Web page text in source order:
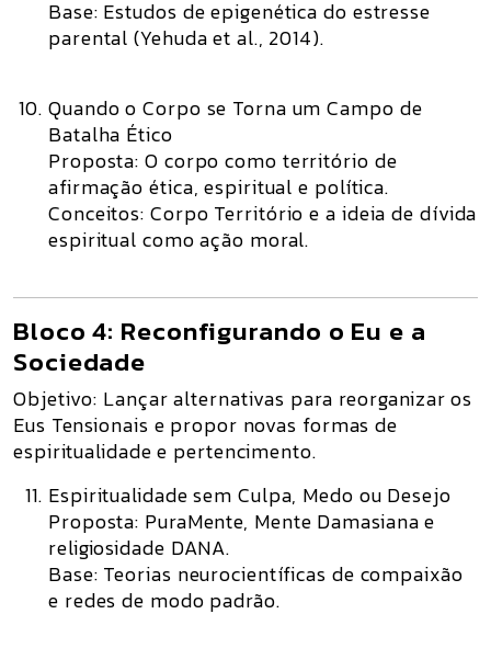
Base: Estudos de epigenética do estresse
parental (Yehuda et al., 2014).
Quando o Corpo se Torna um Campo de
Batalha Ético
Proposta: O corpo como território de
afirmação ética, espiritual e política.
Conceitos: Corpo Território e a ideia de dívida
espiritual como ação moral.
Bloco 4: Reconfigurando o Eu e a
Sociedade
Objetivo: Lançar alternativas para reorganizar os
Eus Tensionais e propor novas formas de
espiritualidade e pertencimento.
Espiritualidade sem Culpa, Medo ou Desejo
Proposta: PuraMente, Mente Damasiana e
religiosidade DANA.
Base: Teorias neurocientíficas de compaixão
e redes de modo padrão.